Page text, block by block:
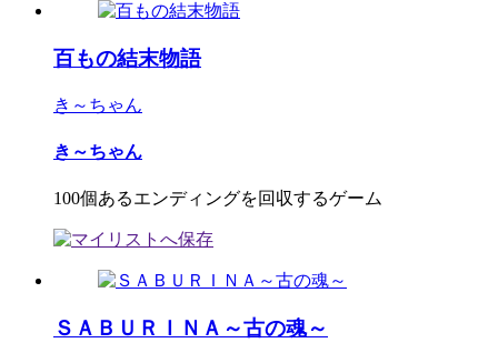
百もの結末物語
き～ちゃん
き～ちゃん
100個あるエンディングを回収するゲーム
ＳＡＢＵＲＩＮＡ～古の魂～